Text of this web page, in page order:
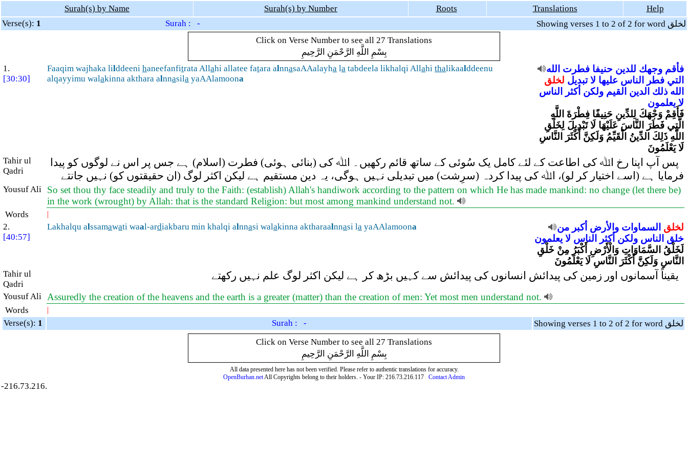
Surah(s) by Name Surah(s) by Number Roots Translations
Help
Verse(s): 1 Surah : -
Showing verses 1 to 2 of 2 for word لخلق
Click on Verse Number to see all 27 Translations
بِسْمِ اللَّهِ الرَّحْمَنِ الرَّحِيمِ
1.
[30:30]
Faaqim wajhaka lilddeeni haneefanfitrata Allahi allatee fatara alnnasaAAalayha la tabdeela likhalqi Allahi thalikaalddeenu
alqayyimu walakinna akthara alnnasila yaAAlamoona
فأقم وجهك للدين حنيفا فطرت الله
التي فطر الناس عليها لا تبديل لخلق
الله ذلك الدين القيم ولكن أكثر
الناس
لا يعلمون
فَأَقِمْ وَجْهَكَ لِلدِّينِ حَنِيفًا فِطْرَةَ اللَّهِ
الَّتِي فَطَرَ النَّاسَ عَلَيْهَا لَا تَبْدِيلَ لِخَلْقِ
اللَّهِ ذَلِكَ الدِّينُ الْقَيِّمُ وَلَكِنَّ أَكْثَرَ النَّاسِ
لَا يَعْلَمُونَ
Tahir ul
Qadri
پس آپ اپنا رخ اﷲ کی اطاعت کے لئے کامل یک سُوئی کے ساتھ قائم رکھیں۔ اﷲ کی (بنائی ہوئی) فطرت (اسلام) ہے جس پر اس نے لوگوں کو پیدا
فرمایا ہے (اسے اختیار کر لو)، اﷲ کی پیدا کردہ (سرِشت) میں تبدیلی نہیں ہوگی، یہ دین مستقیم ہے لیکن اکثر لوگ (ان حقیقتوں کو) نہیں جانتے
Yousuf Ali
So set thou thy face steadily and truly to the Faith: (establish) Allah's handiwork according to the pattern on which He has made mankind: no change (let there be)
in the work (wrought) by Allah: that is the standard Religion: but most among mankind understand not.
Words |
2.
[40:57]
Lakhalqu alssamawati waal-ardiakbaru min khalqi alnnasi walakinna aktharaalnnasi la yaAAlamoona لخلق السماوات والأرض أكبر من
خلق الناس ولكن أكثر الناس لا يعلمون
لَخَلْقُ السَّمَاوَاتِ وَالْأَرْضِ أَكْبَرُ مِنْ خَلْقِ
النَّاسِ وَلَكِنَّ أَكْثَرَ النَّاسِ لَا يَعْلَمُونَ
Tahir ul
Qadri
یقیناً آسمانوں اور زمین کی پیدائش انسانوں کی پیدائش سے کہیں بڑھ کر ہے لیکن اکثر لوگ علم نہیں رکھتے
Yousuf Ali Assuredly the creation of the heavens and the earth is a greater (matter) than the creation of men: Yet most men understand not.
Words |
Verse(s): 1 Surah : -
Showing verses 1 to 2 of 2 for word لخلق
Click on Verse Number to see all 27 Translations
بِسْمِ اللَّهِ الرَّحْمَنِ الرَّحِيمِ
All data presented here has not been verified. Please refer to authentic translations for accuracy.
OpenBurhan.netAll Copyrights belong to their holders. - Your IP: 216.73.216.117 Contact Admin
-216.73.216.